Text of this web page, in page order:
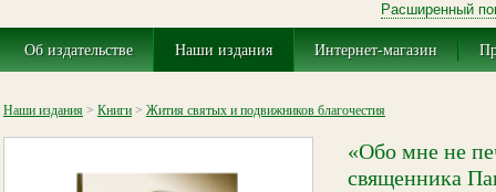
Расширенный
Об издательстве Наши издания Интернет-магазин
Наши издания > Книги > Жития святых и подвижников благочестия
«Обо мне не
священника